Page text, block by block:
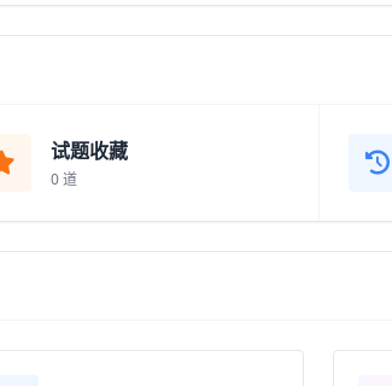
试题收藏
0 道